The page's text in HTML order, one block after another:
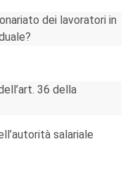
dei lavoratori in
36 della
salariale